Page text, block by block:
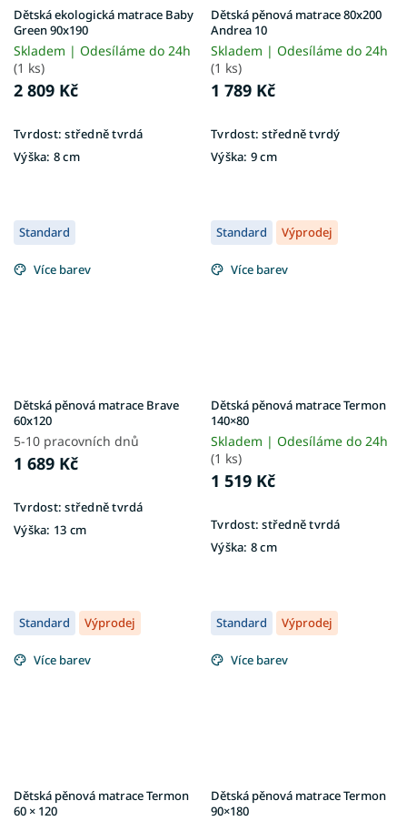
Dětská ekologická matrace Baby
Green 90x190
Skladem | Odesíláme do 24h
(1 ks)
2 809 Kč
Tvrdost: středně tvrdá
Výška: 8 cm
Dětská pěnová matrace 80x200
Andrea 10
Skladem | Odesíláme do 24h
(1 ks)
1 789 Kč
Tvrdost: středně tvrdý
Výška: 9 cm
Standard
Více barev
Dětská pěnová matrace Brave
60x120
5-10 pracovních dnů
1 689 Kč
Tvrdost: středně tvrdá
Výška: 13 cm
Standard Výprodej
Více barev
Dětská pěnová matrace Termon
140×80
Skladem | Odesíláme do 24h
(1 ks)
1 519 Kč
Tvrdost: středně tvrdá
Výška: 8 cm
Standard Výprodej
Více barev
Dětská pěnová matrace Termon
60 × 120
Standard Výprodej
Více barev
Dětská pěnová matrace Termon
90×180